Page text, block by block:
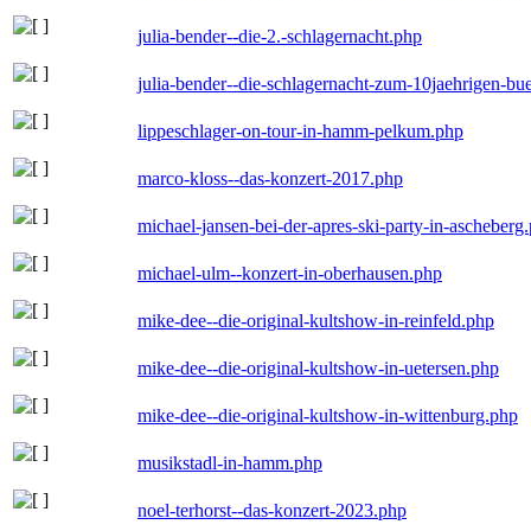
julia-bender--die-2.-schlagernacht.php
julia-bender--die-schlagernacht-zum-10jaehrigen-
lippeschlager-on-tour-in-hamm-pelkum.php
marco-kloss--das-konzert-2017.php
michael-jansen-bei-der-apres-ski-party-in-
michael-ulm--konzert-in-oberhausen.php
mike-dee--die-original-kultshow-in-reinfeld.php
mike-dee--die-original-kultshow-in-uetersen.php
mike-dee--die-original-kultshow-in-wittenburg.php
musikstadl-in-hamm.php
noel-terhorst--das-konzert-2023.php